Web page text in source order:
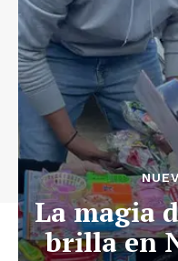
La magia
brilla en